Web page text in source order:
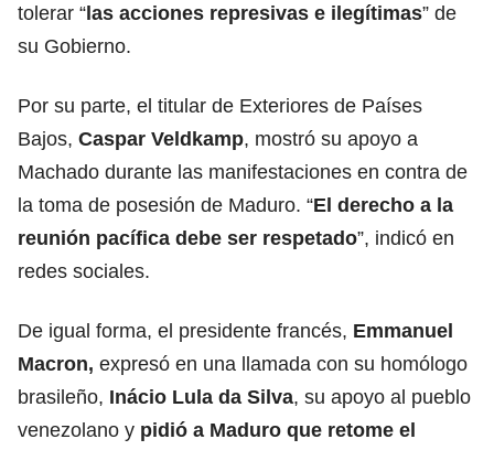
tolerar “las acciones represivas e ilegítimas” de
su Gobierno.
Por su parte, el titular de Exteriores de Países
Bajos, Caspar Veldkamp, mostró su apoyo a
Machado durante las manifestaciones en contra de
la toma de posesión de Maduro. “El derecho a la
reunión pacífica debe ser respetado”, indicó en
redes sociales.
De igual forma, el presidente francés, Emmanuel
Macron, expresó en una llamada con su homólogo
brasileño, Inácio Lula da Silva, su apoyo al pueblo
venezolano y pidió a Maduro que retome el